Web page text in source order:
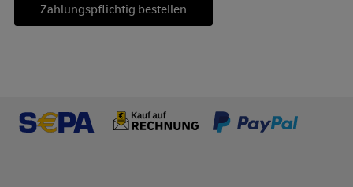
Zahlungspflichtig bestellen